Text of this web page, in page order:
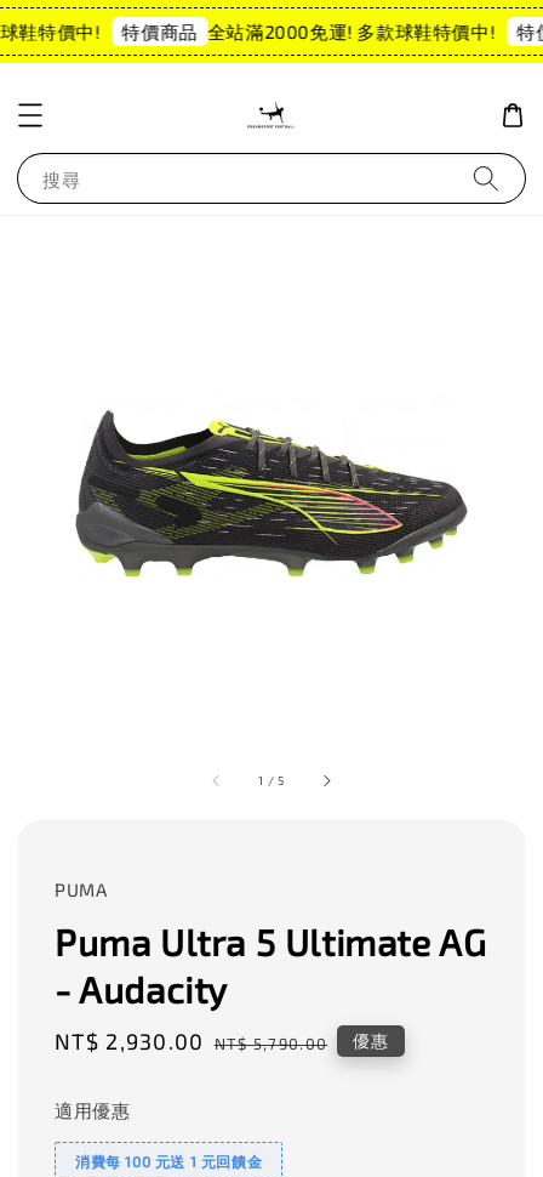
鞋特價中! 特價商品 全站滿2000免運! 多款球鞋特價中! 特
搜尋
1 /5
PUMA
Puma Ultra 5 Ultimate AG
- Audacity
Sale
NT$ 2,930.00 Regular
NT$ 5,790.00 優惠
適用優惠
消費每 100 元送 1 元回饋金